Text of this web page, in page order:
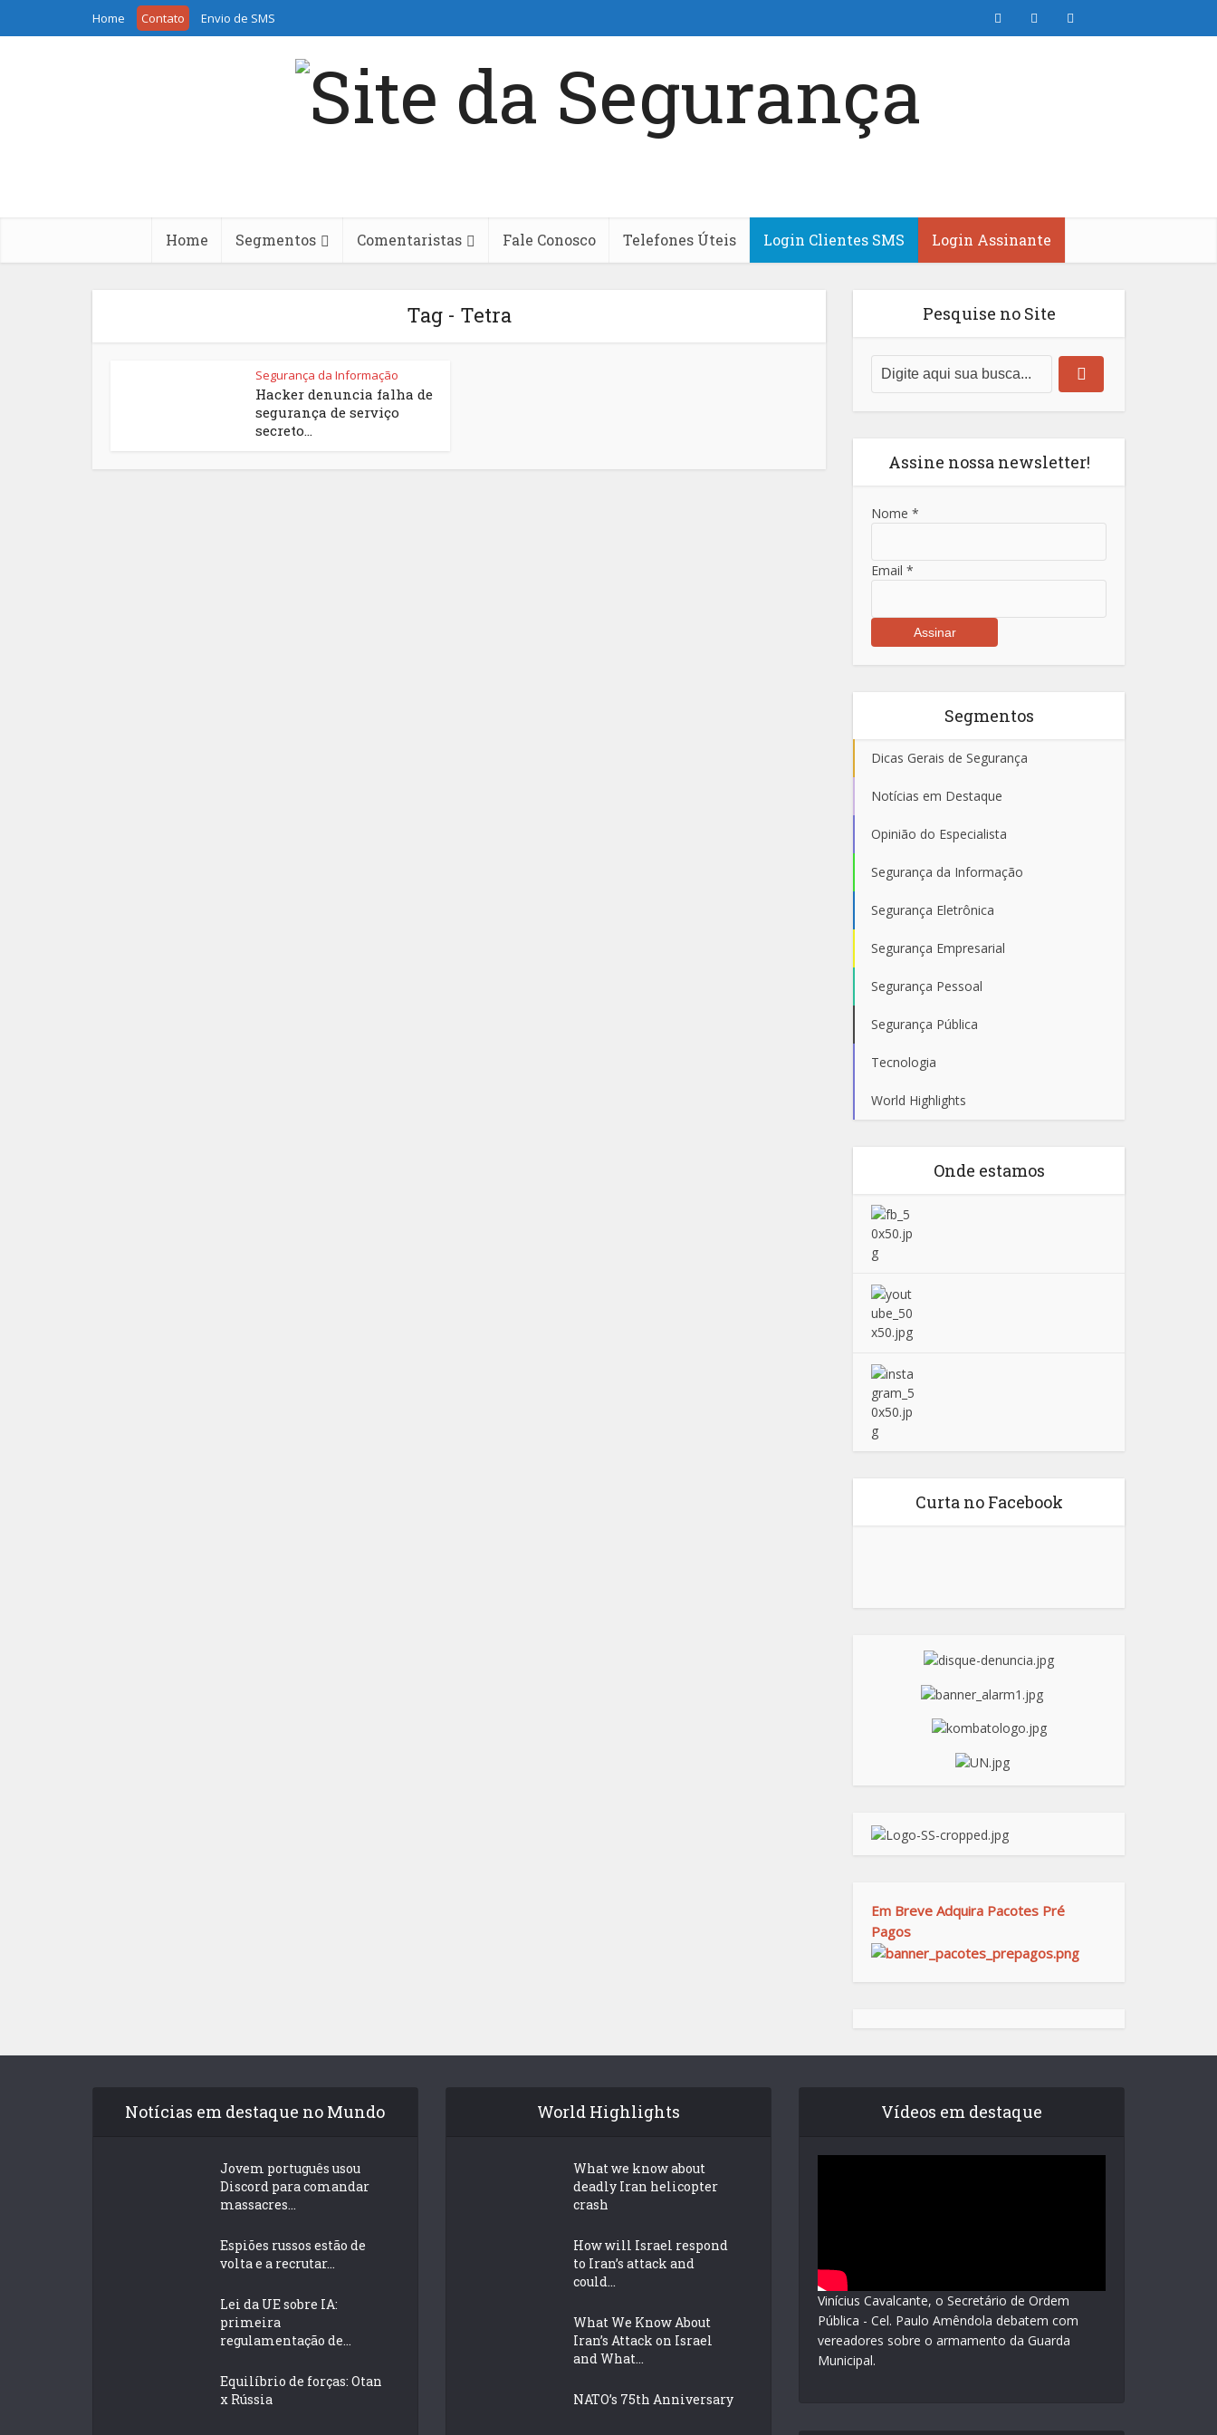
Home Contato Envio de SMS
Home Segmentos Comentaristas Fale Conosco Telefones Úteis Login Clientes SMS Login Assinante
Tag - Tetra
Segurança da Informação
Hacker denuncia falha de
segurança de serviço
secreto...
Pesquise no Site
Assine nossa newsletter!
Nome *
Email *
Segmentos
Dicas Gerais de Segurança
Notícias em Destaque
Opinião do Especialista
Segurança da Informação
Segurança Eletrônica
Segurança Empresarial
Segurança Pessoal
Segurança Pública
Tecnologia
World Highlights
Onde estamos
Curta no Facebook
Em Breve Adquira Pacotes Pré
Pagos
Notícias em destaque no Mundo
Jovem português usou
Discord para comandar
massacres...
Espiões russos estão de
volta e a recrutar...
Lei da UE sobre IA:
primeira
regulamentação de...
Equilíbrio de forças: Otan
x Rússia
World Highlights
What we know about
deadly Iran helicopter
crash
How will Israel respond
to Iran’s attack and
could...
What We Know About
Iran’s Attack on Israel
and What...
NATO’s 75th Anniversary
Vídeos em destaque
Vinícius Cavalcante, o Secretário de Ordem
Pública - Cel. Paulo Amêndola debatem com
vereadores sobre o armamento da Guarda
Municipal.